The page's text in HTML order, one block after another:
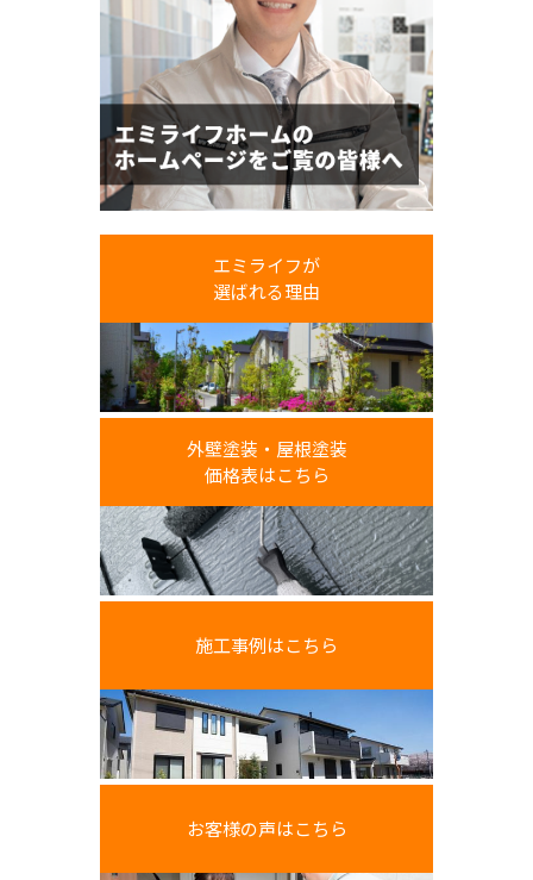
エミライフが
選ばれる理由
外壁塗装・屋根塗装
価格表はこちら
施工事例はこちら
お客様の声はこちら